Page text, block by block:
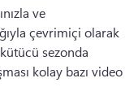
ve
çevrimiçi olarak
sezonda
kolay bazı video